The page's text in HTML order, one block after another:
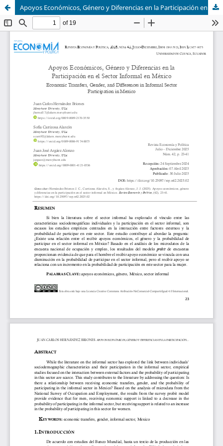
Apoyos Económicos, Género y Diferencias en la Participación en el Sector Informal en México